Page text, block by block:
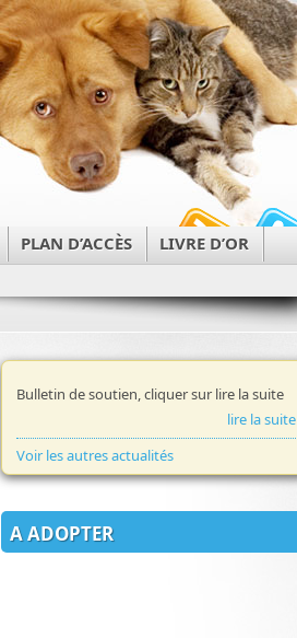
PLAN D’ACCÈS
LIVRE D’OR
Bulletin de soutien, cliquer sur lire la suite
lire la suite
Voir les autres actualités
A ADOPTER